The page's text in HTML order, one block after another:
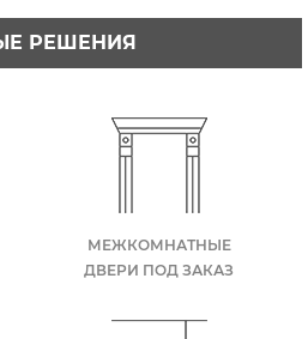
РЕШЕНИЯ
МЕЖКОМНАТНЫЕ
ДВЕРИ ПОД ЗАКАЗ